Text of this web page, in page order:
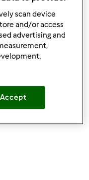
komentarze
scan device
and/or access
advertising and